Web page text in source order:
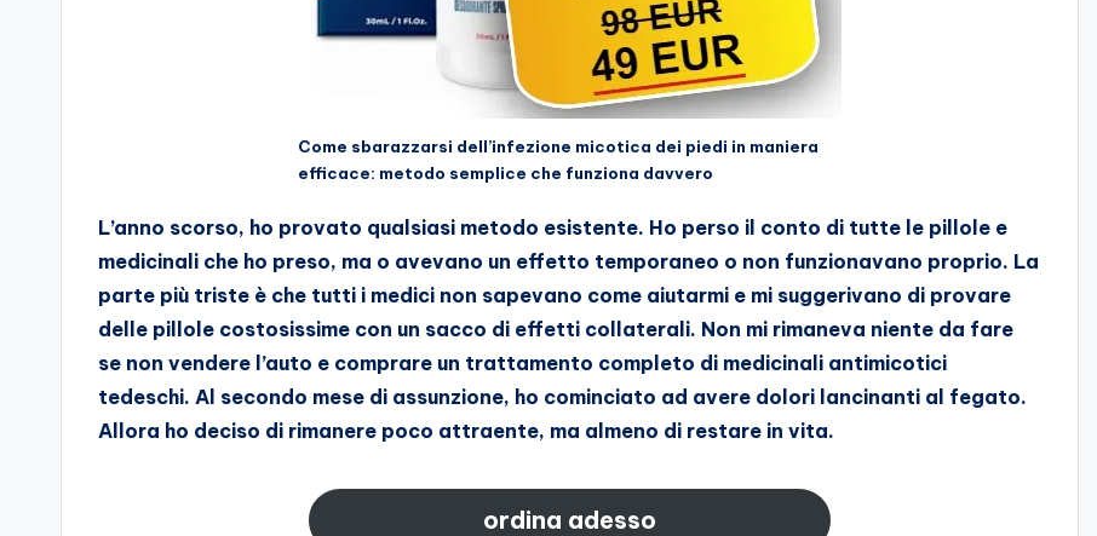
Come sbarazzarsi dell’infezione micotica dei piedi in maniera
efficace: metodo semplice che funziona davvero
L’anno scorso, ho provato qualsiasi metodo esistente. Ho perso il conto di tutte le pillole e
medicinali che ho preso, ma o avevano un effetto temporaneo o non funzionavano proprio. La
parte più triste è che tutti i medici non sapevano come aiutarmi e mi suggerivano di provare
delle pillole costosissime con un sacco di effetti collaterali. Non mi rimaneva niente da fare
se non vendere l’auto e comprare un trattamento completo di medicinali antimicotici
tedeschi. Al secondo mese di assunzione, ho cominciato ad avere dolori lancinanti al fegato.
Allora ho deciso di rimanere poco attraente, ma almeno di restare in vita.
ordina adesso